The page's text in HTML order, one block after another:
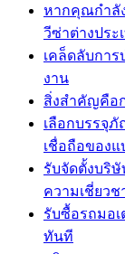
หากคุณกำลั
วีซ่าต่างประ
เคล็ดลับกา
งาน
สิ่งสำคัญคือก
เลือกบรรจุ
เชื่อถือของ
รับจัดตั้งบริ
ความเชี่ยว
รับซื้อรถมอ
ทันที